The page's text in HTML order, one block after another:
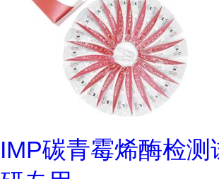
IMP碳青霉烯酶检测